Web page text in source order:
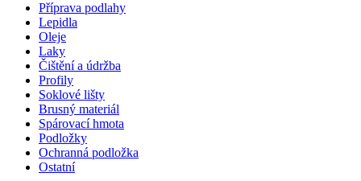
Příprava podlahy
Lepidla
Oleje
Laky
Čištění a údržba
Profily
Soklové lišty
Brusný materiál
Spárovací hmota
Podložky
Ochranná podložka
Ostatní